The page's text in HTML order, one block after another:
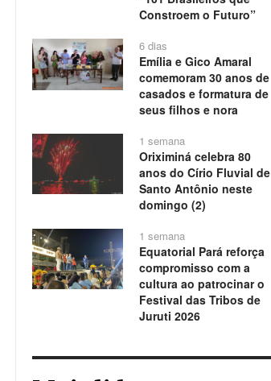
Constroem o Futuro”
6 dias
Emília e Gico Amaral
comemoram 30 anos de
casados e formatura de
seus filhos e nora
1 semana
Oriximiná celebra 80
anos do Círio Fluvial de
Santo Antônio neste
domingo (2)
1 semana
Equatorial Pará reforça
compromisso com a
cultura ao patrocinar o
Festival das Tribos de
Juruti 2026